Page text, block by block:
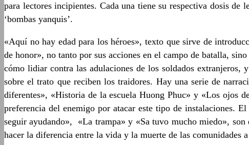
para lectores incipientes. Cada una tiene su respectiva dosis de
‘bombas yanquis’.
«Aquí no hay edad para los héroes», texto que sirve de
de honor», no tanto por sus acciones en el campo de batalla,
cómo lidiar contra las adulaciones de los soldados
sobre el trato que reciben los traidores. Hay una serie de
diferentes», «Historia de la escuela Huong Phuc» y «Los ojos
preferencia del enemigo por atacar este tipo de instalaciones.
seguir ayudando», «La trampa» y «Sa tuvo mucho miedo»,
hacer la diferencia entre la vida y la muerte de las comunidades a